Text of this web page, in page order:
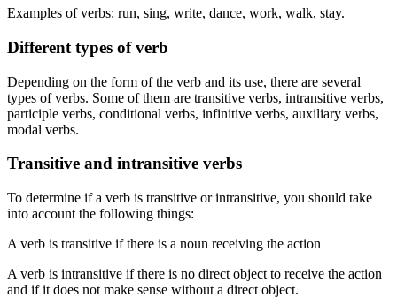
Examples of verbs: run, sing, write, dance, work, walk, stay.
Different types of verb
Depending on the form of the verb and its use, there are several
types of verbs. Some of them are transitive verbs, intransitive verbs,
participle verbs, conditional verbs, infinitive verbs, auxiliary verbs,
modal verbs.
Transitive and intransitive verbs
To determine if a verb is transitive or intransitive, you should take
into account the following things:
A verb is transitive if there is a noun receiving the action
A verb is intransitive if there is no direct object to receive the action
and if it does not make sense without a direct object.